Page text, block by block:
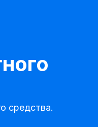
средства.